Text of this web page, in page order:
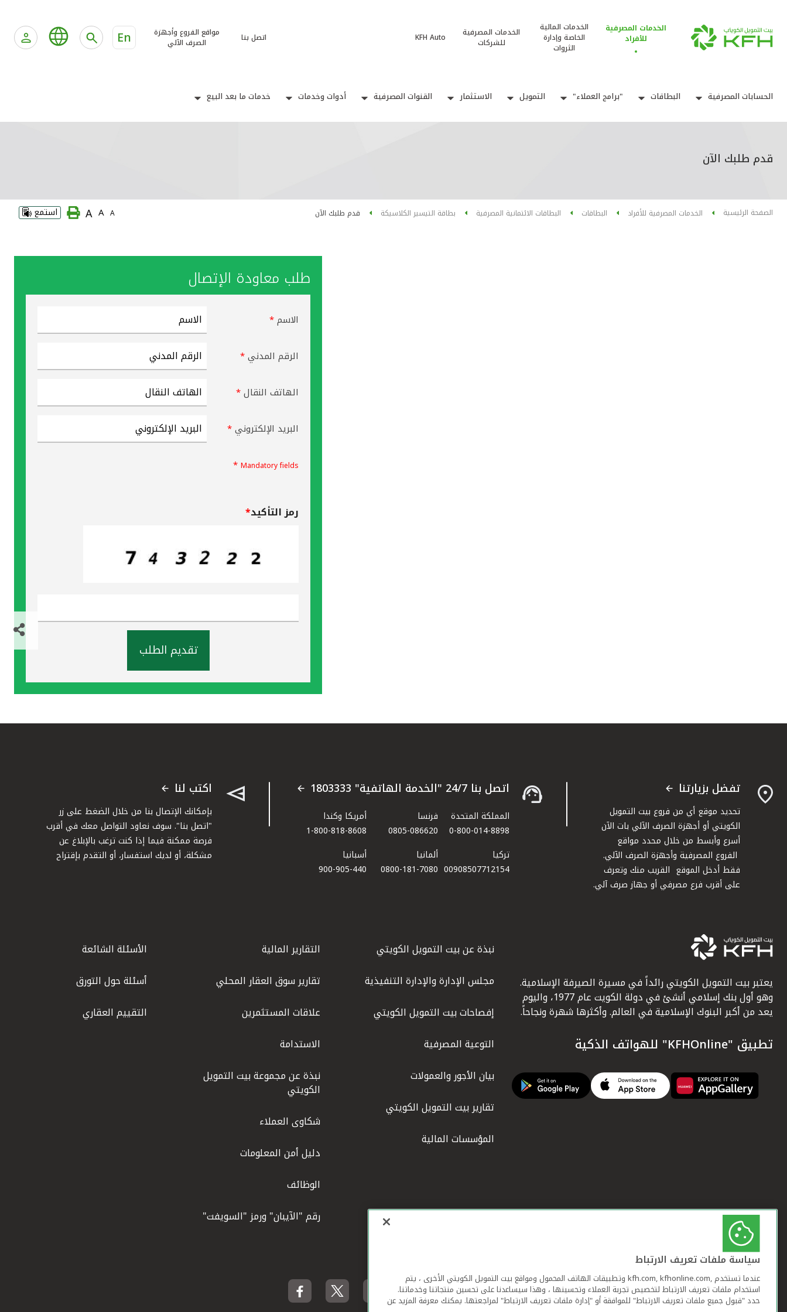
الخدمات المصرفية
للأفراد
الخدمات المالية
الخاصة وإدارة
الثروات
الخدمات المصرفية
للشركات
KFH Auto اتصل بنا
مواقع الفروع وأجهزة
الصرف الآلي
En
الحسابات المصرفية البطاقات "برامج العملاء" التمويل الاستثمار القنوات المصرفية أدوات وخدمات خدمات ما بعد البيع
قدم طلبك الآن
الصفحة الرئيسية الخدمات المصرفية للأفراد البطاقات البطاقات الائتمانية المصرفية بطاقة التيسير الكلاسيكة قدم طلبك الآن A
A
A استمع
طلب معاودة الإتصال
الاسم*
الرقم المدني*
الهاتف النقال*
البريد الإلكتروني*
Mandatory fields
*
رمز التأكيد*
تقديم الطلب
تفضل بزيارتنا
تحديد موقع أي من فروع بيت التمويل
الكويتي أو أجهزة الصرف الآلي بات الآن
أسرع وأبسط من خلال محدد مواقع
الفروع المصرفية وأجهزة الصرف الآلي.
فقط أدخل الموقع القريب منك وتعرف
على أقرب فرع مصرفي أو جهاز صرف آلي.
اتصل بنا 24/7 "الخدمة الهاتفية" 1803333
المملكة المتحدة
0-800-014-8898
فرنسا
0805-086620
أمريكا وكندا
1-800-818-8608
تركيا
00908507712154​
ألمانيا
0800-181-7080
أسبانيا
900-905-440
اكتب لنا
بإمكانك الإتصال بنا من خلال الضغط على زر
"اتصل بنا". سوف نعاود التواصل معك في أقرب
فرصة ممكنة فيما إذا كنت ترغب بالإبلاغ عن
مشكلة، أو لديك استفسار، أو التقدم بإقتراح
يعتبر بيت التمويل الكويتي رائداً في مسيرة الصيرفة الإسلامية.
وهو أول بنك إسلامي أنشئ في دولة الكويت عام 1977، واليوم
يعد من أكبر البنوك الإسلامية في العالم. وأكثرها شهرة ونجاحاً.
تطبيق "KFHOnline" للهواتف الذكية
نبذة عن بيت التمويل الكويتي
مجلس الإدارة والإدارة التنفيذية
إفصاحات بيت التمويل الكويتي
التوعية المصرفية
بيان الأجور والعمولات
تقارير بيت التمويل الكويتي
المؤسسات المالية
التقارير المالية
تقارير سوق العقار المحلي
علاقات المستثمرين
الاستدامة
نبذة عن مجموعة بيت التمويل
الكويتي
شكاوى العملاء
دليل أمن المعلومات
الوظائف
رقم "الآيبان" ورمز "السويفت"
الأسئلة الشائعة
أسئلة حول التورق
التقييم العقاري
سياسة ملفات تعريف الارتباط
عندما تستخدم ,kfh.com, kfhonline.com وتطبيقات الهاتف المحمول ومواقع بيت التمويل الكويتي الأخرى ، يتم
استخدام ملفات تعريف الارتباط لتخصيص تجربة العملاء وتحسينها ، وهذا سيساعدنا على تحسين منتجاتنا وخدماتنا.
حدد "قبول جميع ملفات تعريف الارتباط" للموافقة أو "إدارة ملفات تعريف الارتباط" لمراجعتها. يمكنك معرفة المزيد عن